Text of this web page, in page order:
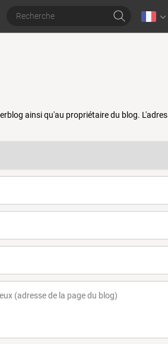
ainsi qu'au propriétaire du blog.